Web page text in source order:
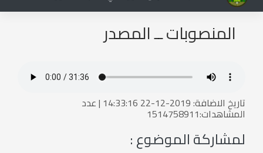
المنصوبات ــ المصدر
تاريخ الاضافة: 2019-12-22 14:33:16 | عدد
المشاهدات:1514758911
لمشاركة الموضوع :